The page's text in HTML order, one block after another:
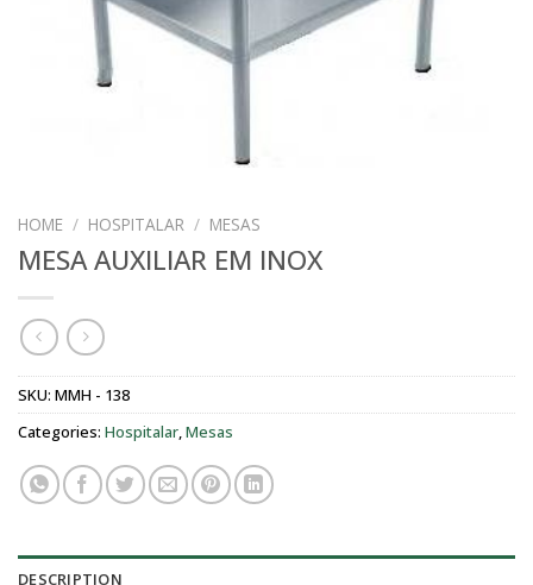
HOME / HOSPITALAR / MESAS
MESA AUXILIAR EM INOX
SKU: MMH - 138
Categories: Hospitalar,Mesas
DESCRIPTION